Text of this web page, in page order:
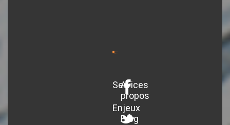
Services
Enjeux
A
propos
Blog